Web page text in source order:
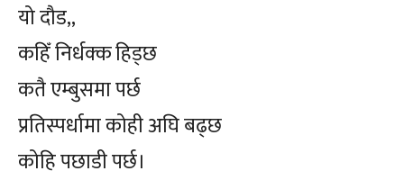
यो दौड,,
कहिँ निर्धक्क हिड्छ
कतै एम्बुसमा पर्छ
प्रतिस्पर्धामा कोही अघि बढ्छ
कोहि पछाडी पर्छ।